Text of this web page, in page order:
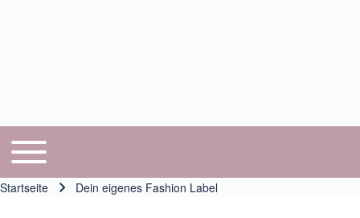
Hauptnavigation
Toggle main menu
Startseite Dein eigenes Fashion Label